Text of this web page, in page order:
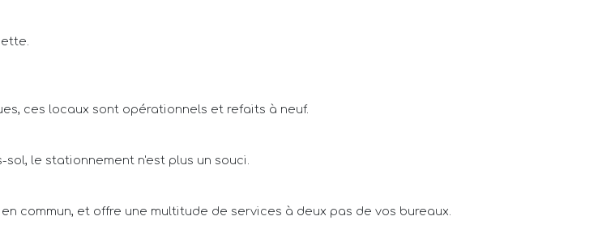
ces locaux sont opérationnels et refaits à neuf.
le stationnement n'est plus un souci.
commun, et offre une multitude de services à deux pas de vos bureaux.